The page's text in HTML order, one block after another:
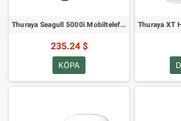
Thuraya Seagull 5000i Mobiltelefon
235.24 $
KÖPA